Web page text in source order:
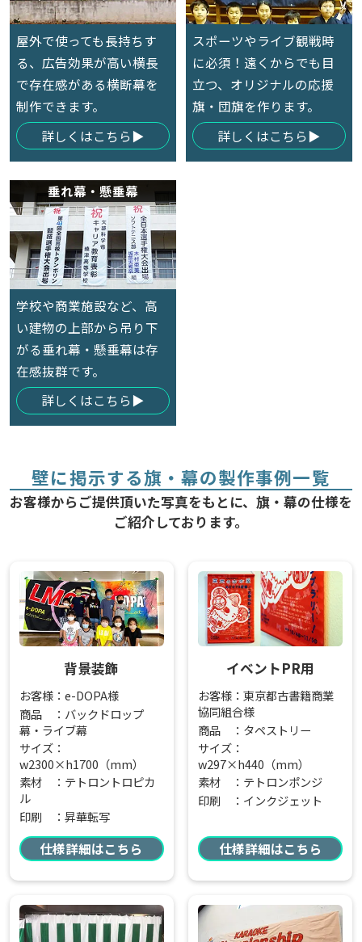
屋外で使っても長持ちす
る、広告効果が高い横長
で存在感がある横断幕を
制作できます。
詳しくはこちら
スポーツやライブ観戦時
に必須！遠くからでも目
立つ、オリジナルの応援
旗・団旗を作ります。
詳しくはこちら
垂れ幕・懸垂幕
学校や商業施設など、高
い建物の上部から吊り下
がる垂れ幕・懸垂幕は存
在感抜群です。
詳しくはこちら
壁に掲示する旗・幕の製作事例一覧
お客様からご提供頂いた写真をもとに、旗・幕の仕様を
ご紹介しております。
背景装飾
お客様：e-DOPA様
商品 ：バックドロップ
幕・ライブ幕
サイズ：
w2300×h1700（mm）
素材 ：テトロントロピカ
ル
印刷 ：昇華転写
仕様詳細はこちら
イベントPR用
お客様：東京都古書籍商業
協同組合様
商品 ：タペストリー
サイズ：
w297×h440（mm）
素材 ：テトロンポンジ
印刷 ：インクジェット
仕様詳細はこちら